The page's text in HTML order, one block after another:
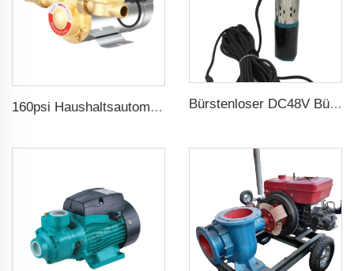
160psi Haushaltsautomatische Boosterwasserpumpe Bürstenloser DC48V Bürstenloser 75m Kopf Tauchbare Solar Schraubenwasserpumpe für landwirtschaftliche Bewässerung